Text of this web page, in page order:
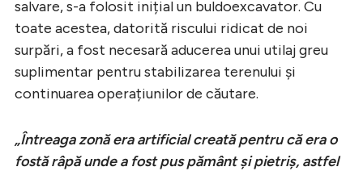
salvare, s-a folosit inițial un buldoexcavator. Cu
toate acestea, datorită riscului ridicat de noi
surpări, a fost necesară aducerea unui utilaj greu
suplimentar pentru stabilizarea terenului și
continuarea operațiunilor de căutare.
„Întreaga zonă era artificial creată pentru că era o
fostă râpă unde a fost pus pământ și pietriș, astfel